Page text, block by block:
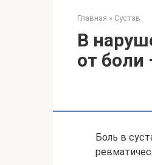
Главная » Сустав
В
от боли
Боль в